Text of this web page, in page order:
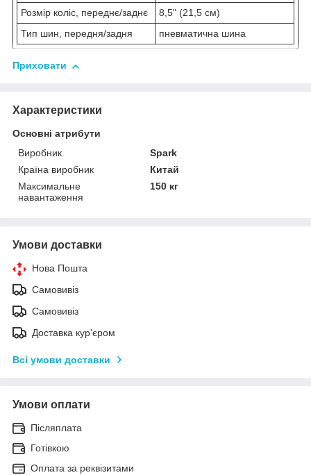
Розмір коліс, переднє/заднє
8,5" (21,5 см)
Тип шин, передня/задня
пневматична шина
Приховати
Характеристики
Основні атрибути
Виробник
Spark
Країна виробник
Китай
Максимальне
навантаження
150 кг
Умови доставки
Нова Пошта
Самовивіз
Самовивіз
Доставка кур'єром
Всі умови доставки
Умови оплати
Післяплата
Готівкою
Оплата за реквізитами